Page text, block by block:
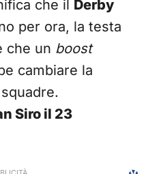
che il Derby
per ora, la testa
che un boost
cambiare la
Siro il 23